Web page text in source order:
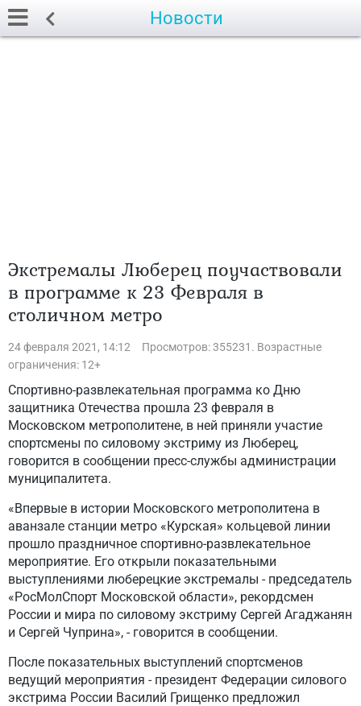
Новости
Экстремалы Люберец поучаствовали
в программе к 23 Февраля в
столичном метро
24 февраля 2021, 14:12
Просмотров: 355231. Возрастные
ограничения: 12+
Спортивно-развлекательная программа ко Дню
защитника Отечества прошла 23 февраля в
Московском метрополитене, в ней приняли участие
спортсмены по силовому экстриму из Люберец,
говорится в сообщении пресс-службы администрации
муниципалитета.
«Впервые в истории Московского метрополитена в
аванзале станции метро «Курская» кольцевой линии
прошло праздничное спортивно-развлекательное
мероприятие. Его открыли показательными
выступлениями люберецкие экстремалы - председатель
«РосМолСпорт Московской области», рекордсмен
России и мира по силовому экстриму Сергей Агаджанян
и Сергей Чуприна», - говорится в сообщении.
После показательных выступлений спортсменов
ведущий мероприятия - президент Федерации силового
экстрима России Василий Грищенко предложил